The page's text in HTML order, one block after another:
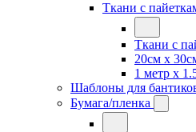
Ткани с
Ткани с
20см х
1 метр х
Шаблоны для
Бумага/пленка